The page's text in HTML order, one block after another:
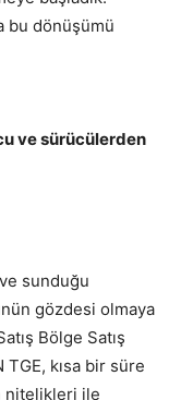
bu dönüşümü
ve sürücülerden
sunduğu
gözdesi olmaya
Bölge Satış
kısa bir süre
nitelikleri ile